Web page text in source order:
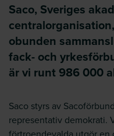
Saco, Sveriges
obunden
fack- och
är vi runt 986 000
Saco styrs av
representativ demokrati.